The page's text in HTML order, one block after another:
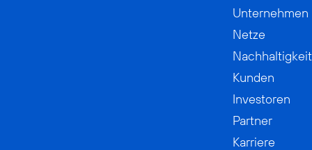
Unternehmen
Netze
Nachhaltigkeit
Kunden
Investoren
Partner
Karriere